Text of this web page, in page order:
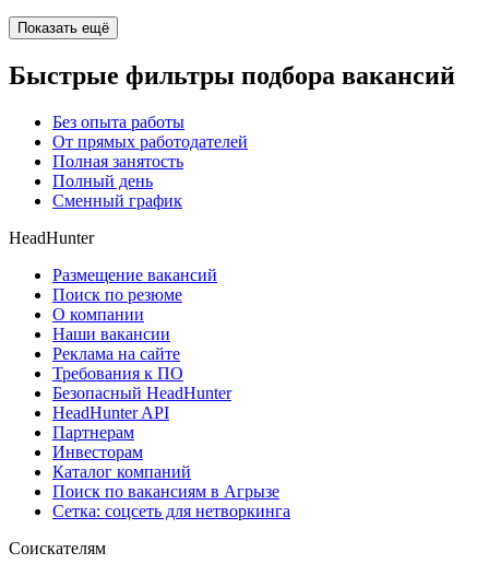
Показать ещё
Быстрые фильтры подбора вакансий
Без опыта работы
От прямых работодателей
Полная занятость
Полный день
Сменный график
HeadHunter
Размещение вакансий
Поиск по резюме
О компании
Наши вакансии
Реклама на сайте
Требования к ПО
Безопасный HeadHunter
HeadHunter API
Партнерам
Инвесторам
Каталог компаний
Поиск по вакансиям в Агрызе
Сетка: соцсеть для нетворкинга
Соискателям